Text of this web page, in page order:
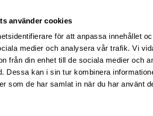
använder cookies
för att anpassa innehållet
medier och analysera vår trafik. Vi
från din enhet till de sociala medier och
Dessa kan i sin tur kombinera
som de har samlat in när du har använt